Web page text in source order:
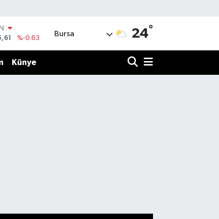
%-0.63
%-0.02
Bursa 24°
Künye